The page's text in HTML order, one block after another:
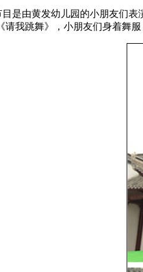
由黄发幼儿园的小朋友们表
请我跳舞》，小朋友们身着舞